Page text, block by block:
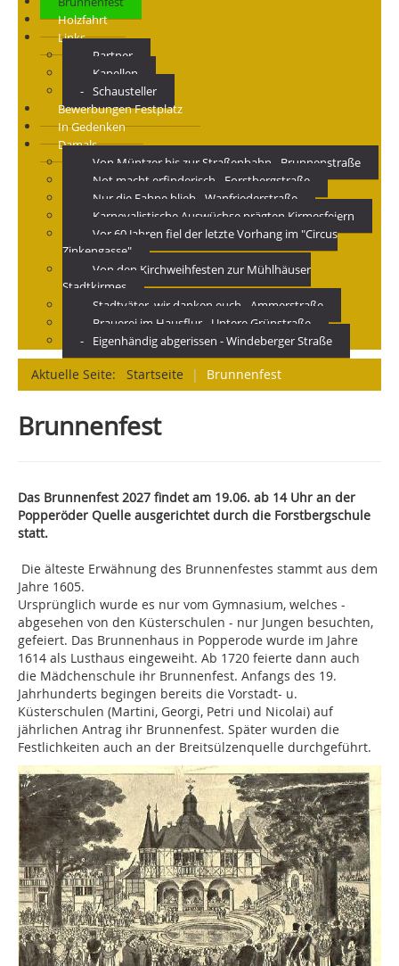
Holzfahrt
Links
Partner
Kapellen
Schausteller
Bewerbungen Festplatz
In Gedenken
Damals
Von Müntzer bis zur Straßenbahn - Brunnenstraße
Not macht erfinderisch - Forstbergstraße
Nur die Fahne blieb - Wanfriederstraße
Karnevalistische Auswüchse prägten Kirmesfeiern
Vor 60 Jahren fiel der letzte Vorhang im "Circus
Zinkengasse"
Von den Kirchweihfesten zur Mühlhäuser
Stadtkirmes
Stadtväter, wir danken euch - Ammerstraße
Brauerei im Hausflur - Untere Grünstraße
Eigenhändig abgerissen - Windeberger Straße
Aktuelle Seite: Startseite | Brunnenfest
Brunnenfest
Das Brunnenfest 2027 findet am 19.06. ab 14 Uhr an der
Popperöder Quelle ausgerichtet durch die Forstbergschule
statt.
Die älteste Erwähnung des Brunnenfestes stammt aus dem
Jahre 1605.
Ursprünglich wurde es nur vom Gymnasium, welches -
abgesehen von den Küsterschulen - nur Jungen besuchten,
gefeiert. Das Brunnenhaus in Popperode wurde im Jahre
1614 als Lusthaus eingeweiht. Ab 1720 feierte dann auch
die Mädchenschule ihr Brunnenfest. Anfangs des 19.
Jahrhunderts begingen bereits die Vorstadt- u.
Küsterschulen (Martini, Georgi, Petri und Nicolai) auf
jährlichen Antrag ihr Brunnenfest. Später wurden die
Festlichkeiten auch an der Breitsülzenquelle durchgeführt.